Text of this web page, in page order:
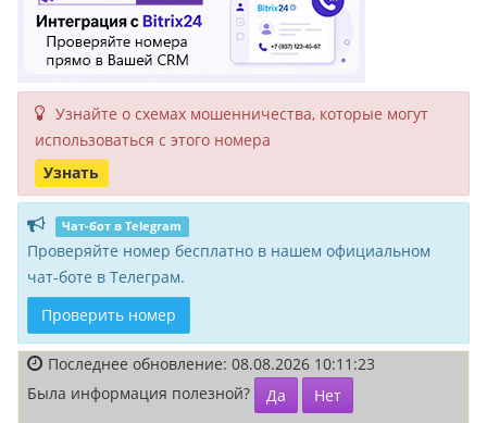
Узнайте о схемах мошенни­чества, кото­рые могут
исполь­зоваться с этого номера
Узнать
Чат-бот в Telegram
Проверяйте номер бесплатно в нашем официальном
чат-боте в Телеграм.
Проверить номер
Последнее обновление: 08.08.2026 10:11:23
Была информация полезной?
Да Нет